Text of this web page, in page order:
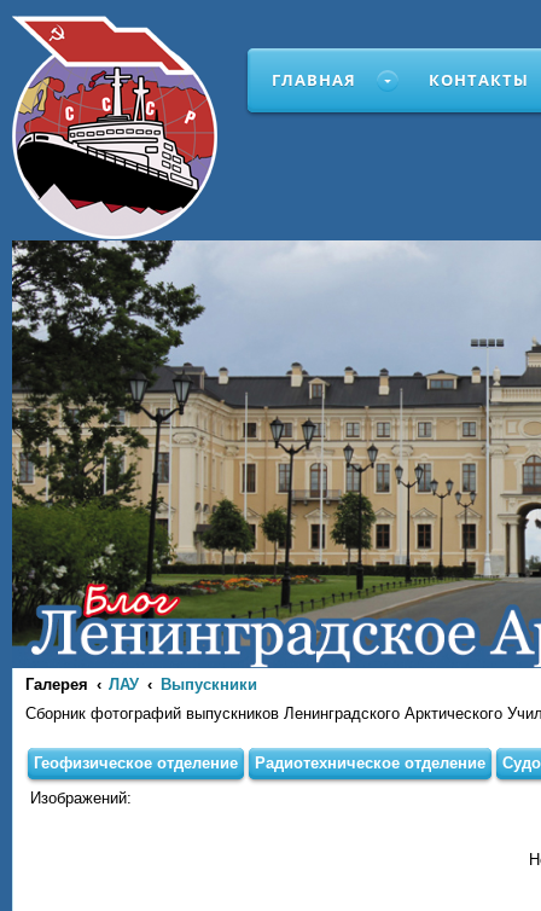
ГЛАВНАЯ КОНТАКТЫ
Галерея ЛАУ
Выпускники
Сборник фотографий выпускников Ленинградского Арктического
Геофизическое отделение Радиотехническое отделение
Изображений: